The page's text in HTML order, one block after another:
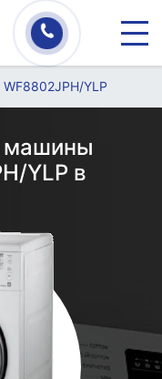
WF8802JPH/YLP
машины
YLP в